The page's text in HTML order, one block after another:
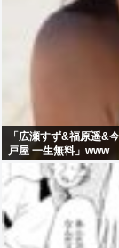
「広瀬すず&福原遥&
戸屋 一生無料」www